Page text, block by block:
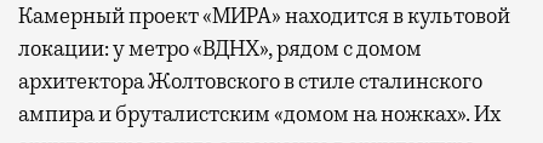
Камерный проект «МИРА» находится в культовой
локации: у метро «ВДНХ», рядом с домом
архитектора Жолтовского в стиле сталинского
ампира и бруталистским «домом на ножках». Их